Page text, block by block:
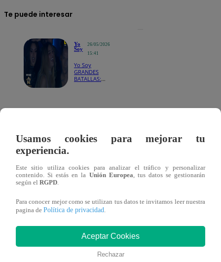
Te puede interesar
Yo
Soy
26/05/2026
15:41
Yo Soy
GRANDES
BATALLAS:
En una noche especial, donde se conocerán a los cinco
“Quijote”, una de las canciones más representativas del
“Soy Quijote de un tiempo que no tiene edad”,cantó
una presentación cargada de nostalgia y sentimiento,
convencer al jurado en una batalla crucial.
participantes logrará asegurar su lugar junto a los demás
que consiguieron más victorias a lo largo del programa.
Usamos cookies para mejorar tu
experiencia.
Este sitio utiliza cookies para analizar el tráfico y personalizar
contenido. Si estás en la Unión Europea , tus datos se gestionarán
según el RGPD
Para conocer mejor como se utilizan tus datos te invitamos leer nuestra
pagina de Política de privacidad
Aceptar Cookies
Rechazar